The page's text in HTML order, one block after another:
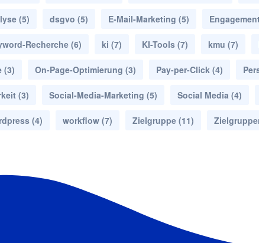
(5) dsgvo (5) E-Mail-Marketing (5)
Recherche (6) ki (7) KI-Tools (7) kmu (7)
(3) On-Page-Optimierung (3) Pay-per-Click (4)
(3) Social-Media-Marketing (5) Social Media (4)
(4) workflow (7) Zielgruppe (11)